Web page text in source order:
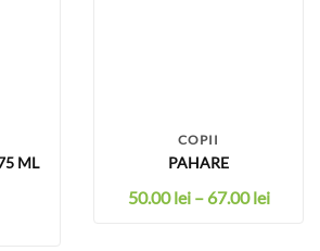
ML
COPII
PAHARE
50.00lei – 67.00lei